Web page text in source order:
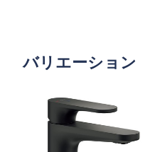
バリエーション